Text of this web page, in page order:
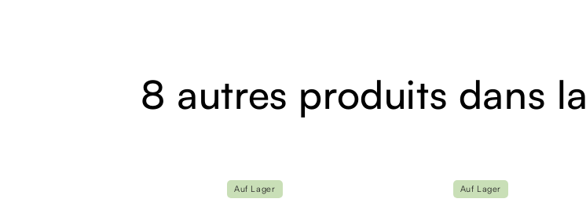
8 autres produits dans la
Auf Lager Auf Lager